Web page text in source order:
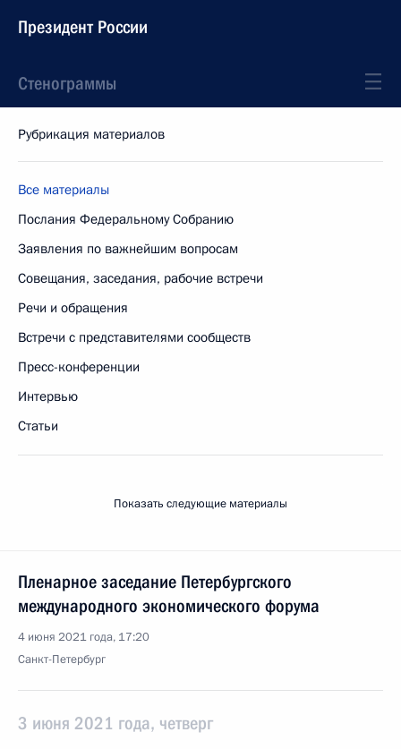
Президент России
Стенограммы
Рубрикация материалов
Все материалы
Послания Федеральному Собранию
Заявления по важнейшим вопросам
Совещания, заседания, рабочие встречи
Речи и обращения
Встречи с представителями сообществ
Пресс-конференции
Интервью
Статьи
Показать следующие материалы
Пленарное заседание Петербургского
международного экономического форума
4 июня 2021 года, 17:20
Санкт-Петербург
3 июня 2021 года, четверг